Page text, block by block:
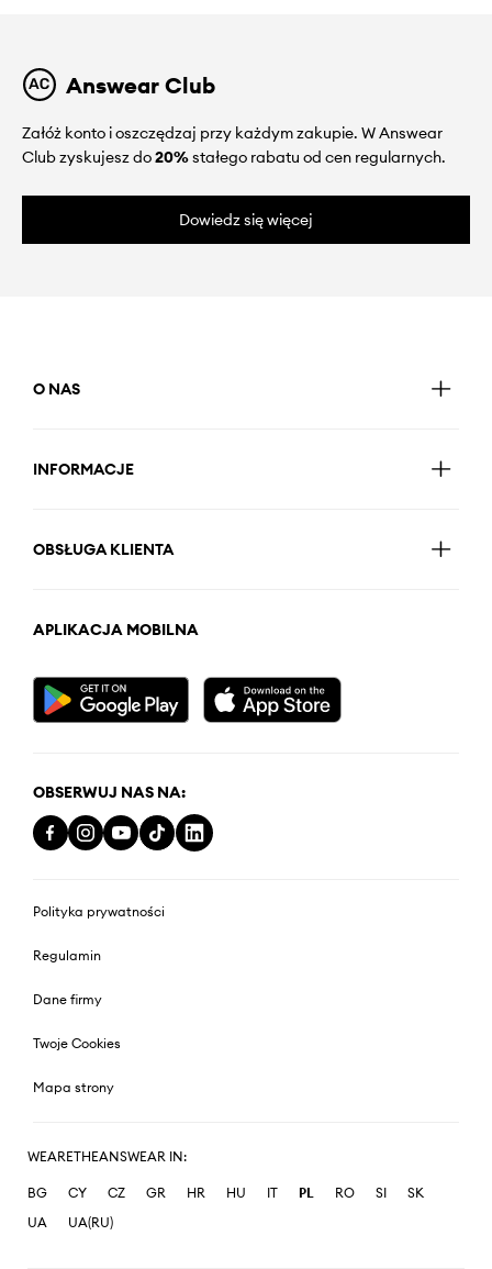
Answear Club
Załóż konto i oszczędzaj przy każdym zakupie. W Answear
Club zyskujesz do20%stałego rabatu od cen regularnych.
Dowiedz się więcej
O NAS
INFORMACJE
OBSŁUGA KLIENTA
APLIKACJA MOBILNA
OBSERWUJ NAS NA:
Polityka prywatności
Regulamin
Dane firmy
Twoje Cookies
Mapa strony
WEARETHEANSWEAR IN:
BG CY CZ GR HR HU IT PL RO SI
SK
UA
UA(RU)